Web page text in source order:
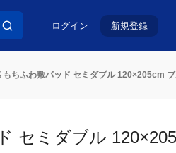
ログイン 新規登録
もちふわ敷パッド セミダブル 120×205cm
セミダブル